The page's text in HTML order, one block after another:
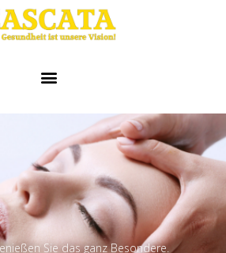
Sie das ganz Besondere.